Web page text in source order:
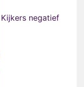
Kijkers negatief